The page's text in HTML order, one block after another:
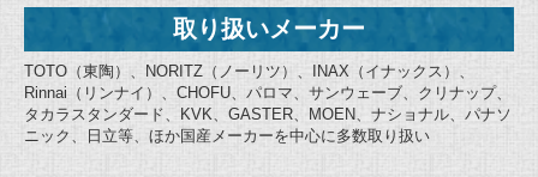
取り扱いメーカー
TOTO（東陶）、NORITZ（ノーリツ）、INAX（イナックス）、
Rinnai（リンナイ）、CHOFU、パロマ、サンウェーブ、クリナップ、
タカラスタンダード、KVK、GASTER、MOEN、ナショナル、パナソ
ニック、日立等、ほか国産メーカーを中心に多数取り扱い